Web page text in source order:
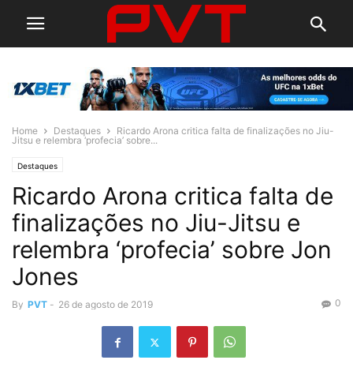
Home Destaques
Ricardo Arona critica falta de finalizações no Jiu-
Jitsu e relembra ‘profecia’ sobre...
Destaques
Ricardo Arona critica falta de
finalizações no Jiu-Jitsu e
relembra ‘profecia’ sobre Jon
Jones
By PVT - 26 de agosto de 2019 0